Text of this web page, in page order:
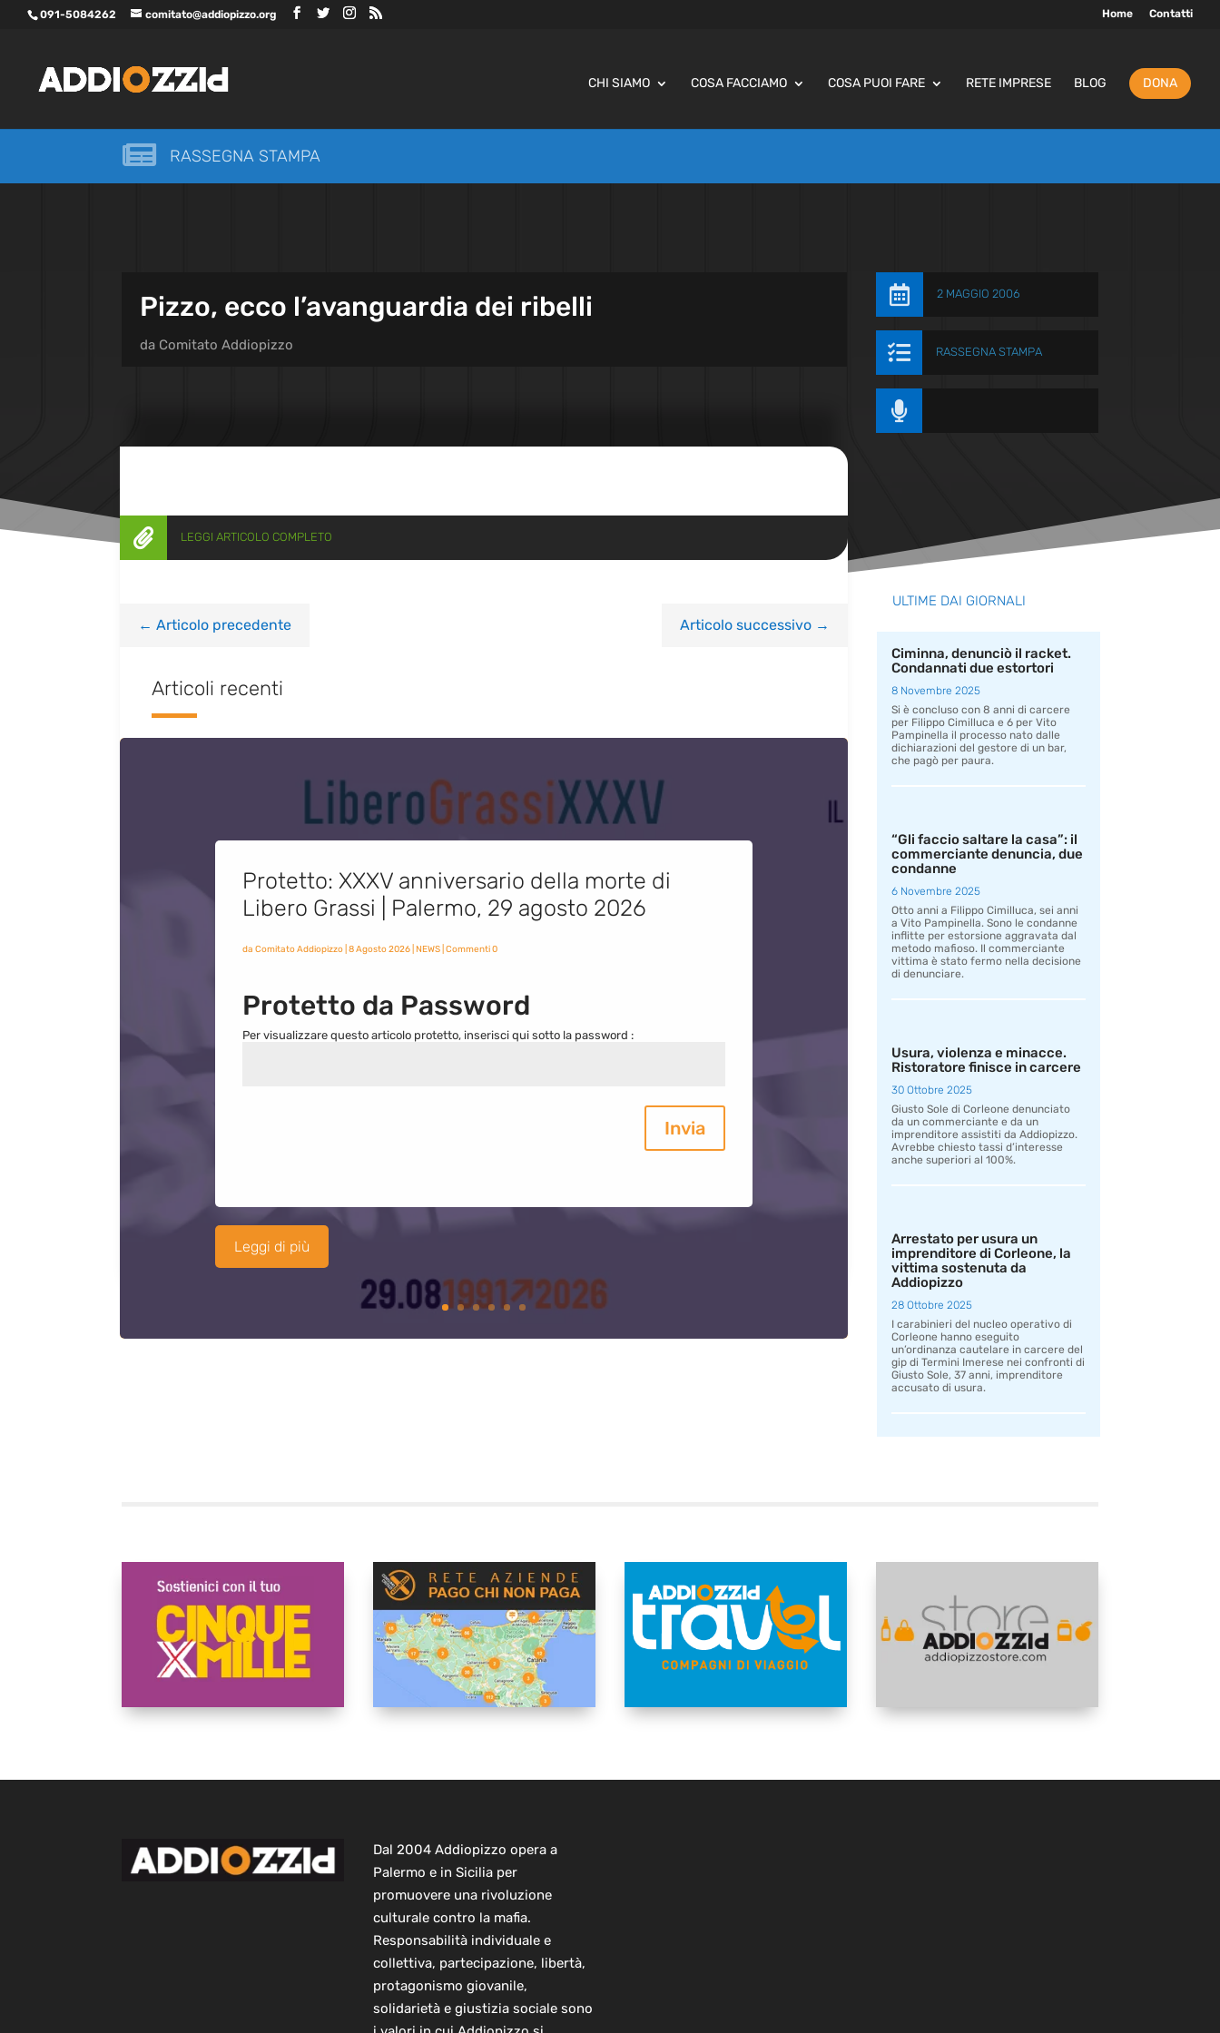
091-5084262 comitato@addiopizzo.org Home Contatti
CHI SIAMO COSA FACCIAMO COSA PUOI FARE RETE IMPRESE BLOG DONA
 RASSEGNA STAMPA
Pizzo, ecco l’avanguardia dei ribelli
da Comitato Addiopizzo
 2 MAGGIO 2006
 RASSEGNA STAMPA

 LEGGI ARTICOLO COMPLETO
← Articolo precedente Articolo successivo→
Articoli recenti
Protetto: XXXV anniversario della morte di
Libero Grassi | Palermo, 29 agosto 2026
da Comitato Addiopizzo| 8 Agosto 2026| NEWS| Commenti 0
Protetto da Password
Per visualizzare questo articolo protetto, inserisci qui sotto la password :
Invia
Leggi di più
ULTIME DAI GIORNALI
Ciminna, denunciò il racket.
Condannati due estortori
8 Novembre 2025
Si è concluso con 8 anni di carcere
per Filippo Cimilluca e 6 per Vito
Pampinella il processo nato dalle
dichiarazioni del gestore di un bar,
che pagò per paura.
“Gli faccio saltare la casa”: il
commerciante denuncia, due
condanne
6 Novembre 2025
Otto anni a Filippo Cimilluca, sei anni
a Vito Pampinella. Sono le condanne
inflitte per estorsione aggravata dal
metodo mafioso. Il commerciante
vittima è stato fermo nella decisione
di denunciare.
Usura, violenza e minacce.
Ristoratore finisce in carcere
30 Ottobre 2025
Giusto Sole di Corleone denunciato
da un commerciante e da un
imprenditore assistiti da Addiopizzo.
Avrebbe chiesto tassi d’interesse
anche superiori al 100%.
Arrestato per usura un
imprenditore di Corleone, la
vittima sostenuta da
Addiopizzo
28 Ottobre 2025
I carabinieri del nucleo operativo di
Corleone hanno eseguito
un’ordinanza cautelare in carcere del
gip di Termini Imerese nei confronti di
Giusto Sole, 37 anni, imprenditore
accusato di usura.
Dal 2004 Addiopizzo opera a
Palermo e in Sicilia per
promuovere una rivoluzione
culturale contro la mafia.
Responsabilità individuale e
collettiva, partecipazione, libertà,
protagonismo giovanile,
solidarietà e giustizia sociale sono